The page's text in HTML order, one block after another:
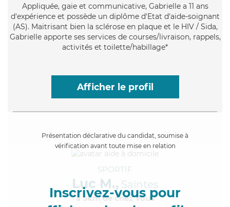
Appliquée, gaie et communicative, Gabrielle a 11 ans
d'expérience et possède un diplôme d'Etat d'aide-soignant
(AS). Maitrisant bien la sclérose en plaque et le HIV / Sida,
Gabrielle apporte ses services de courses/livraison, rappels,
activités et toilette/habillage*
Afficher le profil
Présentation déclarative du candidat, soumise à
vérification avant toute mise en relation
Inscrivez-vous pour
SPORTIF
Luc M., Saintes
à 5km de chez Vous